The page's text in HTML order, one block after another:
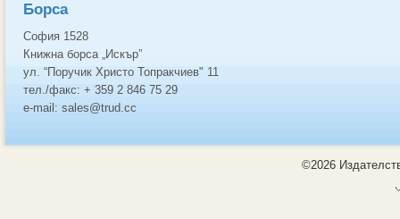
Борса
София 1528
Книжна борса „Искър”
ул. “Поручик Христо Топракчиев" 11
тел./факс: + 359 2 846 75 29
e-mail: sales@trud.cc
©2026